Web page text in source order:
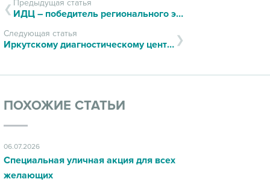
Предыдущая статья
ИДЦ – победитель регионального этапа конкурса «100 лучших товаров России»
Следующая статья
Иркутскому диагностическому центру 20 лет!
ПОХОЖИЕ СТАТЬИ
06.07.2026
Специальная уличная акция для всех
желающих